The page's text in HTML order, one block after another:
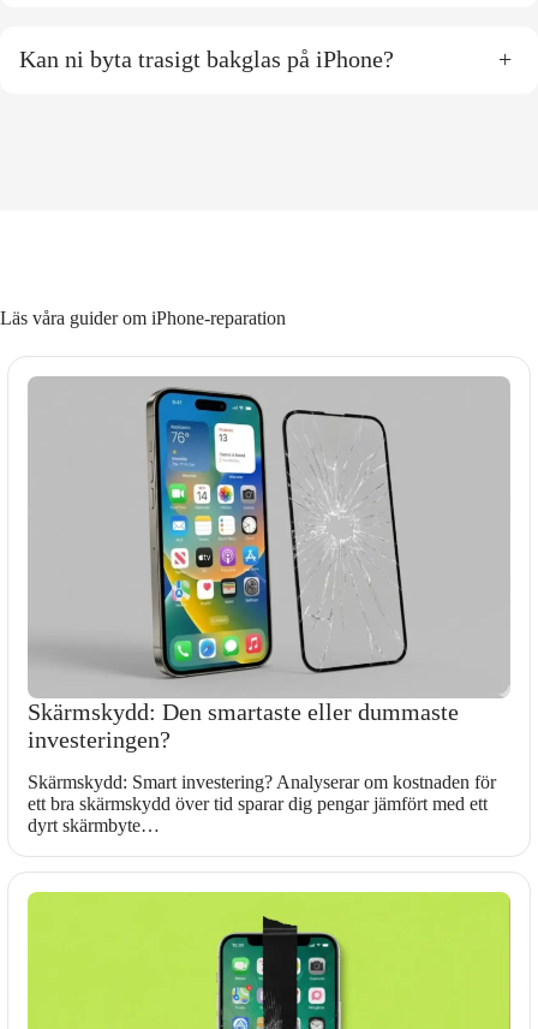
Kan ni byta trasigt bakglas på iPhone? +
Läs våra guider om iPhone-reparation
Skärmskydd: Den smartaste eller dummaste
investeringen?
Skärmskydd: Smart investering? Analyserar om kostnaden för
ett bra skärmskydd över tid sparar dig pengar jämfört med ett
dyrt skärmbyte…